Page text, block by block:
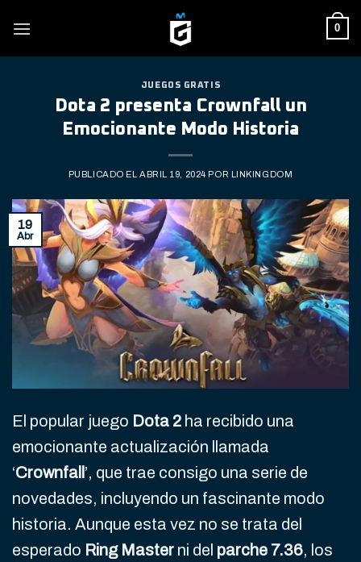
0
JUEGOS GRATIS
Dota 2 presenta Crownfall un
Emocionante Modo Historia
PUBLICADO EL ABRIL 19, 2024 POR LINKINGDOM
19
Abr
El popular juego Dota 2 ha recibido una
emocionante actualización llamada
‘Crownfall ’, que trae consigo una serie de
novedades, incluyendo un fascinante modo
historia. Aunque esta vez no se trata del
esperado Ring Master ni del parche 7.36, los